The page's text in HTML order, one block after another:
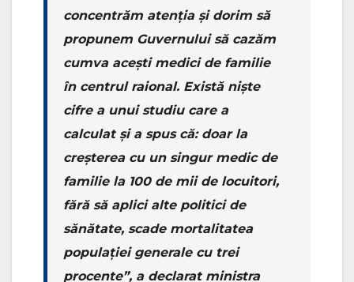
concentrăm atenția și dorim să
propunem Guvernului să cazăm
cumva acești medici de familie
în centrul raional. Există niște
cifre a unui studiu care a
calculat și a spus că: doar la
creșterea cu un singur medic de
familie la 100 de mii de locuitori,
fără să aplici alte politici de
sănătate, scade mortalitatea
populației generale cu trei
procente”, a declarat ministra